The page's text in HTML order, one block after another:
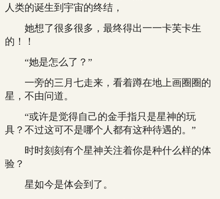
人类的诞生到宇宙的终结，
她想了很多很多，最终得出一一卡芙卡生
的！！
“她是怎么了？”
一旁的三月七走来，看着蹲在地上画圈圈的
星，不由问道。
“或许是觉得自己的金手指只是星神的玩
具？不过这可不是哪个人都有这种待遇的。”
时时刻刻有个星神关注着你是种什么样的体
验？
星如今是体会到了。